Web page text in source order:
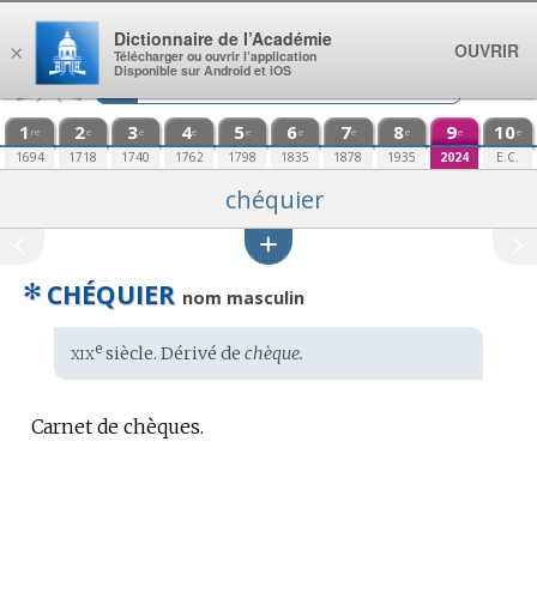
Aller au contenu
1 re
1694
2e
1718
3e
1740
4e
1762
5e
1798
6e
1835
7e
1878
8e
1935
9e
2024
10e
E.C.
chéquier
✻ CHÉQUIER nom masculin
Étymologie
:
xixesiècle. Dérivé de chèque.
Carnet de chèques.
×
Dictionnaire de l’Académie
Télécharger ou ouvrir l’application
Disponible sur Android et iOS
OUVRIR